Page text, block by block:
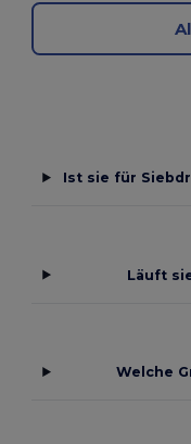
Ist sie für
Läuft
Welche